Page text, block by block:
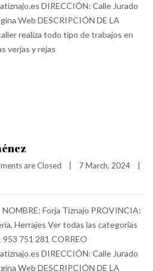
DIRECCIÓN: Calle Jurado
Web DESCRIPCIÓN DE LA
realiza todo tipo de trabajos en
verjas y rejas
are Closed 7 March, 2024
Forja Tiznajo PROVINCIA:
Herrajes Ver todas las categorías
751 281 CORREO
DIRECCIÓN: Calle Jurado
Web DESCRIPCIÓN DE LA